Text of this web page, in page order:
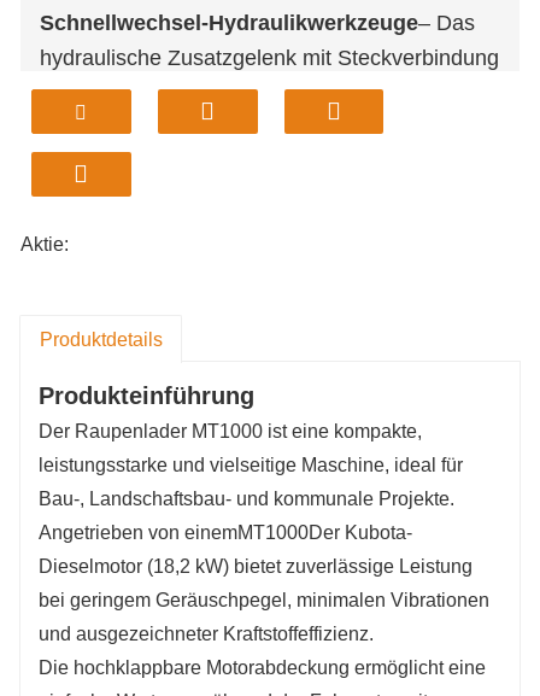
Schnellwechsel-Hydraulikwerkzeuge– Das
hydraulische Zusatzgelenk mit Steckverbindung
ermöglicht einen schnellen und einfachen
Wechsel der Anbauteile.
Präzise hydraulische Steuerung
Drei-Wege-Pumpensystem mit „eine Pumpe,
eine Steuerung“-Design gewährleistet einen
Kühler beschleunigt die Wärmeableitung,
Lebensdauer.
Fahrmotor mit variabler Geschwindigkeit
Der Laufmotor unterstützt sowohl hohe als auch
niedrige Geschwindigkeiten für verbesserte
Kraftübertragung und Manövrierfähigkeit.
Aktie:
Produktdetails
Produkteinführung
Der Raupenlader MT1000 ist eine kompakte,
leistungsstarke und vielseitige Maschine, ideal für
Bau-, Landschaftsbau- und kommunale Projekte.
Angetrieben von einemMT1000Der Kubota-
Dieselmotor (18,2 kW) bietet zuverlässige Leistung
bei geringem Geräuschpegel, minimalen Vibrationen
und ausgezeichneter Kraftstoffeffizienz.
Die hochklappbare Motorabdeckung ermöglicht eine